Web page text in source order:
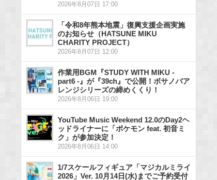
2026年8月07日 17:00
「令和8年熊本地震」復興支援企画実施
のお知らせ（HATSUNE MIKU
CHARITY PROJECT）
2026年8月07日 12:00
作業用BGM『STUDY WITH MIKU -
part6 -』が『39ch』で公開！ボサノバア
レンジシリーズの締めくくり！
2026年8月06日 19:00
YouTube Music Weekend 12.0のDay2ヘ
ッドライナーに「ポケモン feat. 初音ミ
ク」が参加決定！
2026年8月06日 14:00
1/7スケールフィギュア「マジカルミライ
2026」Ver. 10月14日(水)までご予約受付